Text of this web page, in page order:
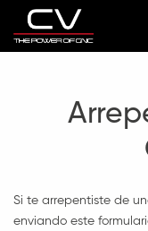
Si te arrepentiste de
enviando este